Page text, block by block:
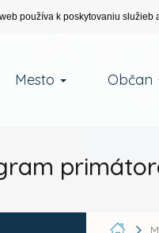
používa k poskytovaniu
Mesto Občan